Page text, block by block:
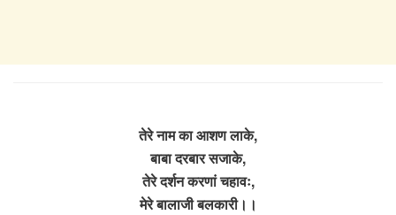
तेरे नाम का आशण लाके,
बाबा दरबार सजाके,
तेरे दर्शन करणां चहावः,
मेरे बालाजी बलकारी।।